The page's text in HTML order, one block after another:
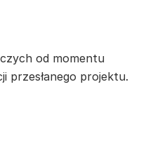
od momentu
przesłanego projektu.